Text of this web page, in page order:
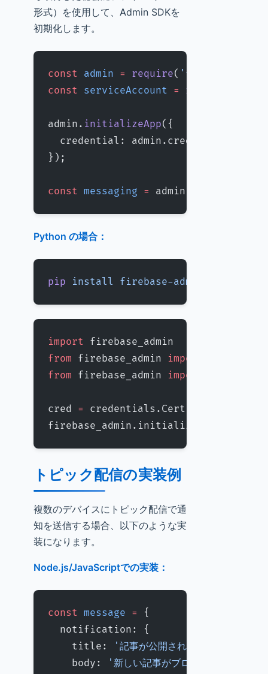
形式）を使用して、Admin SDKを
初期化します。
const admin = require( 'firebase-
const serviceAccount = require
admin. initializeApp({
  credential: admin.credential.
});
const messaging = admin.
Python の場合：
pip install firebase-admin
import firebase_admin
from firebase_admin import
from firebase_admin import
cred = credentials.Certificate(
firebase_admin.initialize_app(cred)
トピック配信の実装例
複数のデバイスにトピック配信で通
知を送信する場合、以下のような実
装になります。
Node.js/JavaScriptでの実装：
const message = {
  notification: {
    title:
'記事が公開されました'
    body:
'新しい記事がブログに公開されま